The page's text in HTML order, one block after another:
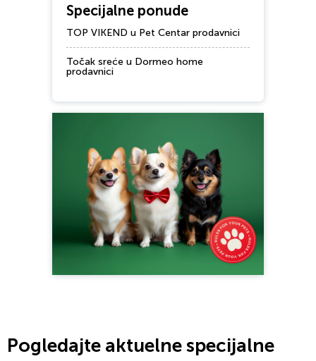
Specijalne ponude
TOP VIKEND u Pet Centar prodavnici
Točak sreće u Dormeo home
prodavnici
Pogledajte aktuelne specijalne